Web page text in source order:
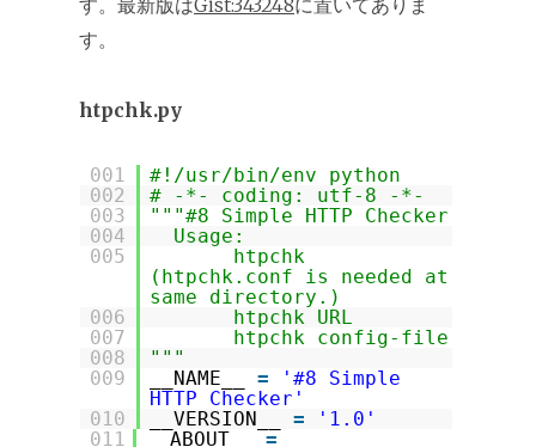
す。最新版はGist:343248に置いてありま
す。
htpchk.py
001
#!/usr/bin/env python
002
# -*- coding: utf-8 -*-
003
"""#8 Simple HTTP Checker
004
Usage:
005
htpchk
(htpchk.conf is needed at
same directory.)
006
htpchk URL
007
htpchk config-file
008
"""
009
__NAME__ =
'#8 Simple
HTTP Checker'
010
__VERSION__ =
'1.0'
011
__ABOUT__ =